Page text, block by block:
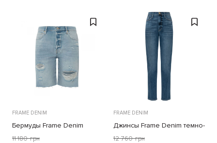
FRAME DENIM
Бермуды Frame Denim
голубые
11 180 грн
FRAME DENIM
Джинсы Frame Denim темно-
голубые
12 760 грн